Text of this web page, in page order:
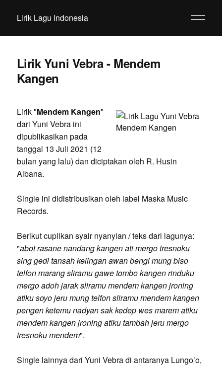
Lirik Lagu Indonesia
Lirik Yuni Vebra - Mendem
Kangen
Lirik "Mendem Kangen"
dari Yuni Vebra ini
dipublikasikan pada
tanggal 13 Juli 2021 (12
bulan yang lalu) dan diciptakan oleh R. Husin
Albana.
Single ini didistribusikan oleh label Maska Music
Records.
Berikut cuplikan syair nyanyian / teks dari lagunya:
"abot rasane nandang kangen ati mergo tresnoku
sing gedi tansah kelingan awan bengi mung biso
telfon marang sliramu gawe tombo kangen rinduku
mergo adoh jarak sliramu mendem kangen jroning
atiku soyo jeru mung telfon sliramu mendem kangen
pengen ketemu nadyan sak kedep wes marem atiku
mendem kangen jroning atiku tambah jeru mergo
tresnoku mendem".
Single lainnya dari Yuni Vebra di antaranya Lungo’o,